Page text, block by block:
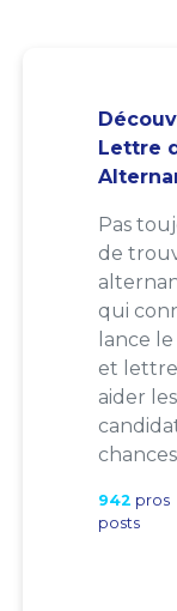
Lettre
Pas
de
qui
lance
et
aider
942 pros
posts